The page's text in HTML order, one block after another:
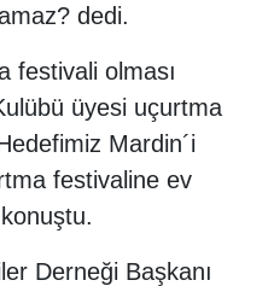
dedi.
festivali olması
üyesi uçurtma
Mardin´i
festivaline ev
Derneği Başkanı